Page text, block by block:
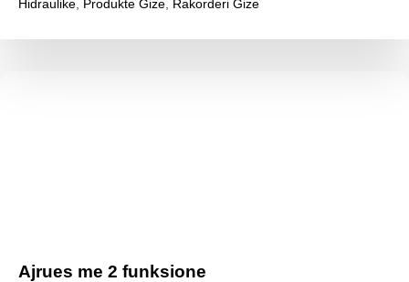
Hidraulike Produkte Gize Rakorderi Gize
Ajrues me 2 funksione